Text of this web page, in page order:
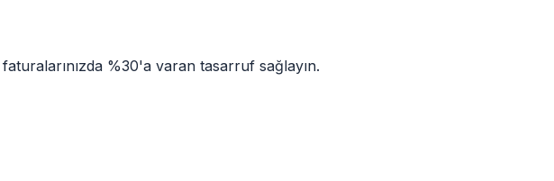
%30'a varan tasarruf sağlayın.